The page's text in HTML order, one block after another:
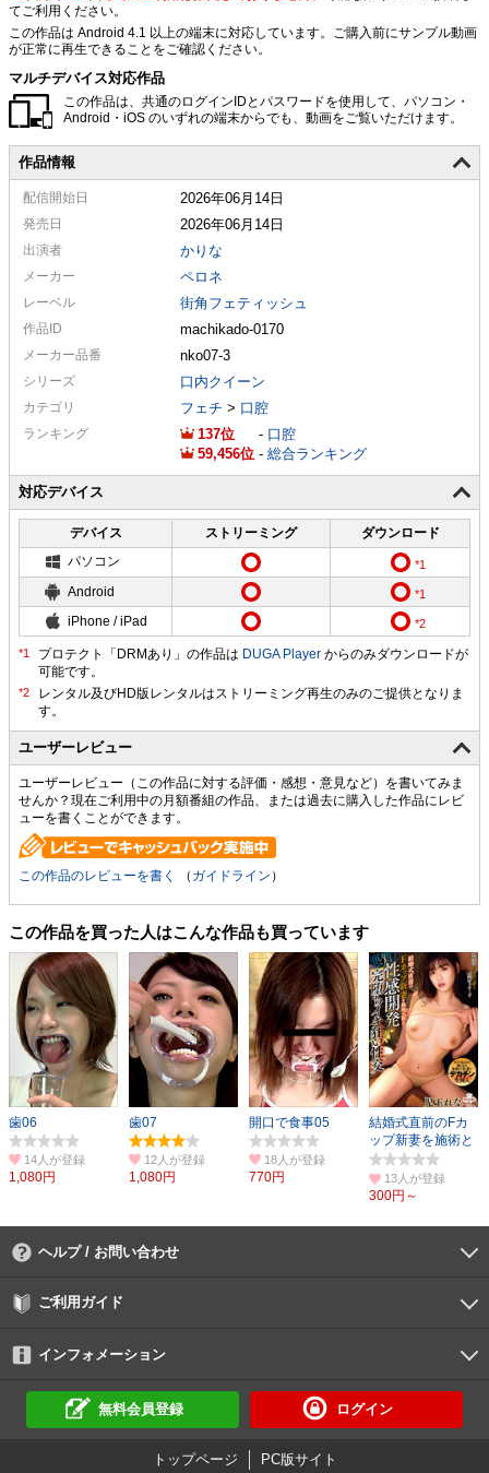
てご利用ください。
この作品は Android 4.1 以上の端末に対応しています。ご購入前にサンプル動画
が正常に再生できることをご確認ください。
マルチデバイス対応作品
この作品は、共通のログインIDとパスワードを使用して、パソコン・
Android・iOS のいずれの端末からでも、動画をご覧いただけます。
作品情報
配信開始日 2026年06月14日
発売日 2026年06月14日
出演者 かりな
メーカー ペロネ
レーベル 街角フェティッシュ
作品ID machikado-0170
メーカー品番 nko07-3
シリーズ 口内クイーン
カテゴリ フェチ > 口腔
ランキング 137 - 口腔
59,456
- 総合ランキング
対応デバイス
デバイス ストリーミング
ダウンロード
パソコン
Android
iPhone / iPad
プロテクト「DRMあり」の作品は DUGA Player からのみダウンロードが
可能です。
ユーザーレビュー
ユーザーレビュー（この作品に対する評価・感想・意見など）を書いてみま
せんか？現在ご利用中の月額番組の作品、または過去に購入した作品にレビ
ューを書くことができます。
この作品のレビューを書く （ ガイドライン ）
この作品を買った人はこんな作品も買っています
歯06
14人
1,080円
歯07
12人
1,080円
開口で食事05
18人
770円
結婚式直前のFカ
ップ新妻を施術と
称して性感開発
13人
300円～
ヘルプ / お問い合わせ
よくあるご質問
ご利用環境
お支払い方法
パスワードの再設定
サポートセンター
ご利用ガイド
初めての方へ
会員登録の手順
作品購入の手順
動画再生の手順
検索のヒント
DUGA Player
インフォメーション
DUGAからのお知らせ
デュガの歴史とあゆみ
利用規約
個人情報保護方針
特定商取引法に基づく表示
資金決済法に基づく表示
倫理基準
サイトマップ無料会員登録 ログイン
トップページ PC版サイト